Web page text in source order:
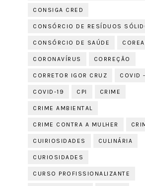
CONSIGA CRED
CONSÓRCIO DE RESÍDUOS
CONSÓRCIO DE SAÚDE
CORONAVÍRUS CORREÇÃO
CORRETOR IGOR CRUZ COVID
COVID-19 CPI CRIME
CRIME AMBIENTAL
CRIME CONTRA A MULHER
CUIRIOSIDADES CULINÁRIA
CURIOSIDADES
CURSO PROFISSIONALIZANTE